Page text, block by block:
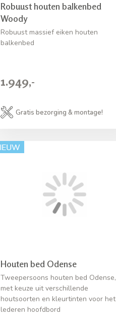
Robuust houten balkenbed
Woody
Robuust massief eiken houten
balkenbed
1.949,-
Gratis bezorging & montage!
Houten bed Odense
Tweepersoons houten bed Odense,
met keuze uit verschillende
houtsoorten en kleurtinten voor het
lederen hoofdbord